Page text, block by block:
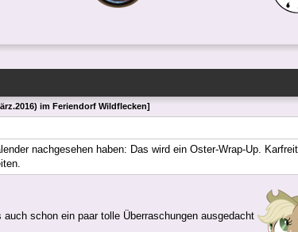
im Feriendorf Wildflecken]
nachgesehen haben: Das wird ein Oster-Wrap-Up.
schon ein paar tolle Überraschungen ausgedacht